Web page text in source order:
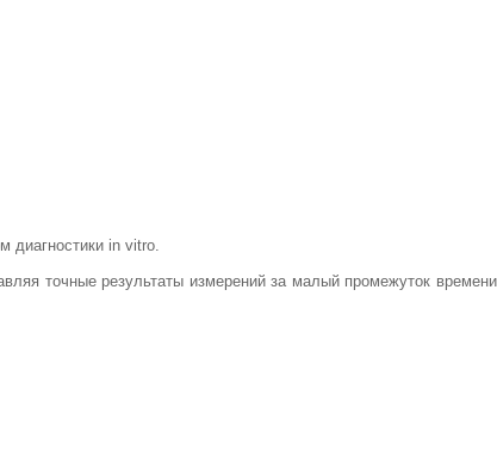
диагностики in vitro.
точные результаты измерений за малый промежуток времени